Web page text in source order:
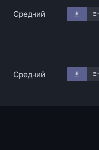
Средний
Средний